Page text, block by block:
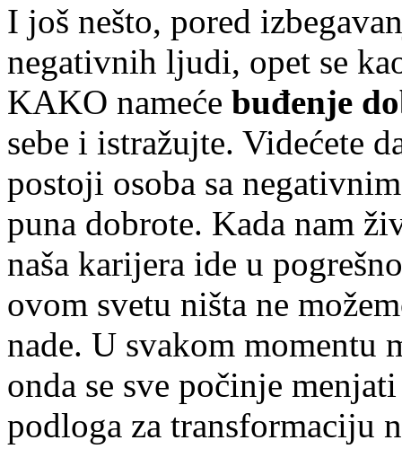
I još nešto, pored
negativnih ljudi, opet se
KAKO nameće buđenje
sebe i istražujte. Videćete
postoji osoba sa
puna dobrote. Kada nam
naša karijera ide u
ovom svetu ništa ne
nade. U svakom momentu
onda se sve počinje
podloga za transformaciju